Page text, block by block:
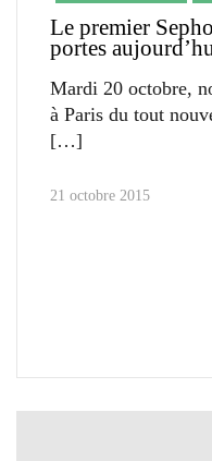
Le premier
portes
Mardi 20 octobre,
à Paris du tout
21 octobre 2015